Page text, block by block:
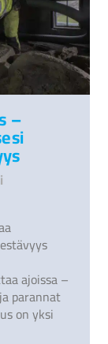
–
ajoissa –
parannat
on yksi